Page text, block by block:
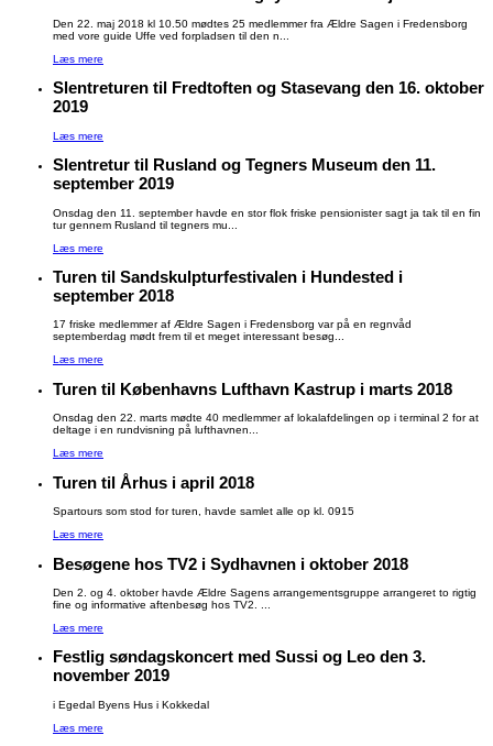
Den 22. maj 2018 kl 10.50 mødtes 25 medlemmer fra Ældre Sagen i Fredensborg
med vore guide Uffe ved forpladsen til den n...
Læs mere
Slentreturen til Fredtoften og Stasevang den 16. oktober
2019
Læs mere
Slentretur til Rusland og Tegners Museum den 11.
september 2019
Onsdag den 11. september havde en stor flok friske pensionister sagt ja tak til en fin
tur gennem Rusland til tegners mu...
Læs mere
Turen til Sandskulpturfestivalen i Hundested i
september 2018
17 friske medlemmer af Ældre Sagen i Fredensborg var på en regnvåd
septemberdag mødt frem til et meget interessant besøg...
Læs mere
Turen til Københavns Lufthavn Kastrup i marts 2018
Onsdag den 22. marts mødte 40 medlemmer af lokalafdelingen op i terminal 2 for at
deltage i en rundvisning på lufthavnen...
Læs mere
Turen til Århus i april 2018
Spartours som stod for turen, havde samlet alle op kl. 0915
Læs mere
Besøgene hos TV2 i Sydhavnen i oktober 2018
Den 2. og 4. oktober havde Ældre Sagens arrangementsgruppe arrangeret to rigtig
fine og informative aftenbesøg hos TV2. ...
Læs mere
Festlig søndagskoncert med Sussi og Leo den 3.
november 2019
i Egedal Byens Hus i Kokkedal
Læs mere